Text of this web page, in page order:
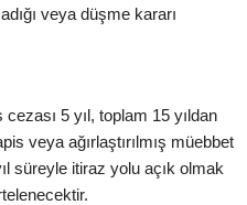
veya düşme kararı
5 yıl, toplam 15 yıldan
veya ağırlaştırılmış müebbet
süreyle itiraz yolu açık olmak